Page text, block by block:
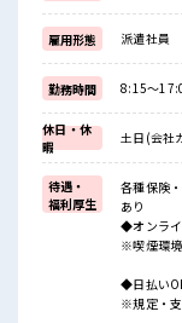
雇用形態 派遣社員
勤務時間 8:15～
休日・休
暇
土日(会社
待遇・
福利厚生
各種保険
あり
◆オンラ
※喫煙環境
◆日払い
※規定・